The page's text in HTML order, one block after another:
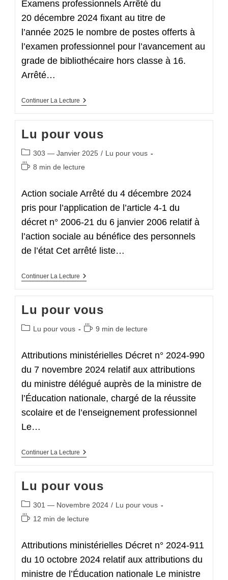
Examens professionnels Arrêté du
20 décembre 2024 fixant au titre de
l’année 2025 le nombre de postes offerts à
l’examen professionnel pour l’avancement au
grade de bibliothécaire hors classe à 16.
Arrêté…
Continuer La Lecture Lu
Lu pour vous
Post
category:
303 — Janvier 2025 / Lu pour vous
Temps8 min de lecture
Action sociale Arrêté du 4 décembre 2024
pris pour l’application de l’article 4-1 du
décret n° 2006-21 du 6 janvier 2006 relatif à
l’action sociale au bénéfice des personnels
de l’état Cet arrêté liste…
Continuer La Lecture Lu
Lu pour vous
PostLu pour vous
Temps
lecture :
9 min de lecture
Attributions ministérielles Décret n° 2024-990
du 7 novembre 2024 relatif aux attributions
du ministre délégué auprès de la ministre de
l’Éducation nationale, chargé de la réussite
scolaire et de l’enseignement professionnel
Le…
Continuer La Lecture Lu
Lu pour vous
Post
category:
301 — Novembre 2024 / Lu pour vous
Temps12 min de lecture
Attributions ministérielles Décret n° 2024-911
du 10 octobre 2024 relatif aux attributions du
ministre de l’Éducation nationale Le ministre